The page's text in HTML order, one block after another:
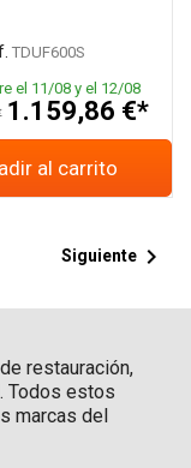
TDUF600S
el 11/08 y el 12/08
1.159,86 €*
al carrito
Siguiente
restauración,
Todos estos
marcas del